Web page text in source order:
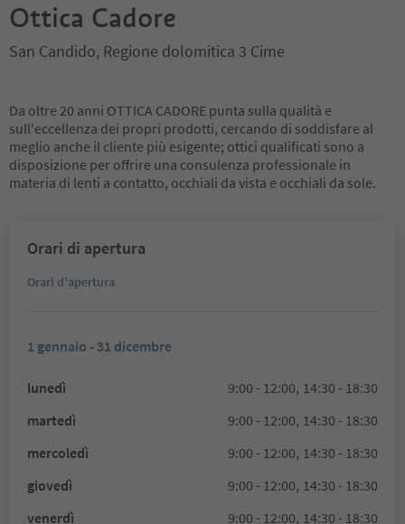
Ottica Cadore
San Candido, Regione dolomitica 3 Cime
Da oltre 20 anni OTTICA CADORE punta sulla qualità e
sull'eccellenza dei propri prodotti, cercando di soddisfare al
meglio anche il cliente più esigente; ottici qualificati sono a
disposizione per offrire una consulenza professionale in
materia di lenti a contatto, occhiali da vista e occhiali da sole.
Orari di apertura
Orari d'apertura
1 gennaio - 31 dicembre
lunedì 9:00 - 12:00, 14:30 - 18:30
martedì
9:00 - 12:00, 14:30 - 18:30
mercoledì
9:00 - 12:00, 14:30 - 18:30
giovedì
9:00 - 12:00, 14:30 - 18:30
venerdì
9:00 - 12:00, 14:30 - 18:30